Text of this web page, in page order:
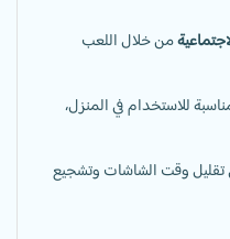
من خلال اللعب
للاستخدام في المنزل،
تقليل وقت الشاشات وتشجيع